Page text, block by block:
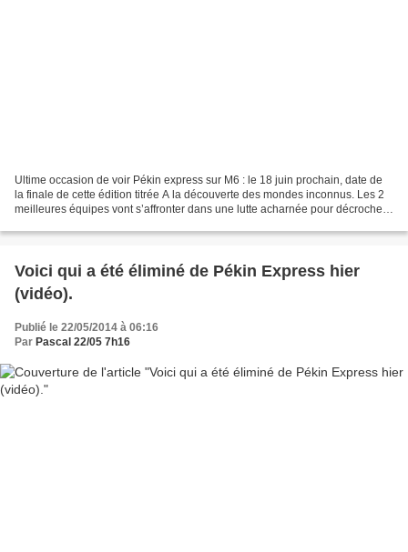
Ultime occasion de voir Pékin express sur M6 : le 18 juin prochain, date de
la finale de cette édition titrée A la découverte des mondes inconnus. Les 2
meilleures équipes vont s’affronter dans une lutte acharnée pour décrocher
Voici qui a été éliminé de Pékin Express hier
(vidéo).
Publié le 22/05/2014 à 06:16
Par Pascal 22/05 7h16